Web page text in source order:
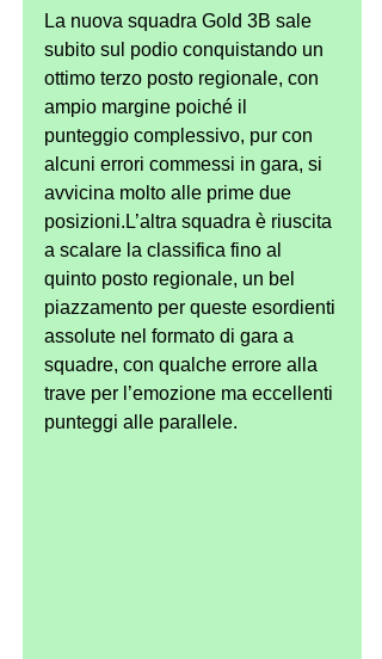
La nuova squadra Gold 3B sale
subito sul podio conquistando un
ottimo terzo posto regionale, con
ampio margine poiché il
punteggio complessivo, pur con
alcuni errori commessi in gara, si
avvicina molto alle prime due
posizioni.L’altra squadra è riuscita
a scalare la classifica fino al
quinto posto regionale, un bel
piazzamento per queste esordienti
assolute nel formato di gara a
squadre, con qualche errore alla
trave per l’emozione ma eccellenti
punteggi alle parallele.